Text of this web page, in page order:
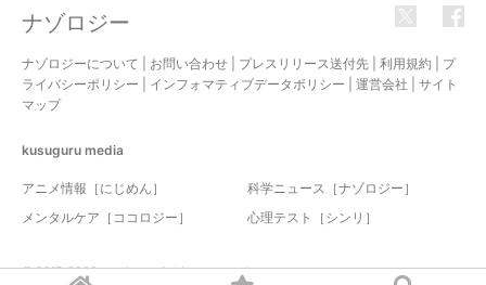
ナゾロジー
ナゾロジーについて お問い合わせ プレスリリース送付先 利用規約
プ
ライバシーポリシー
インフォマティブデータポリシー 運営会社
サイト
マップ
kusuguru media
アニメ情報［にじめん］
科学ニュース［ナゾロジー］
メンタルケア［ココロジー］
心理テスト［シンリ］
© 2017-2026 nazology. all rights reserved.